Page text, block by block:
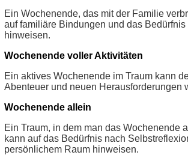
Ein Wochenende, das mit der Familie
auf familiäre Bindungen und das
hinweisen.
Wochenende voller Aktivitäten
Ein aktives Wochenende im Traum kann
Abenteuer und neuen Herausforderungen
Wochenende allein
Ein Traum, in dem man das Wochenende
kann auf das Bedürfnis nach
persönlichem Raum hinweisen.